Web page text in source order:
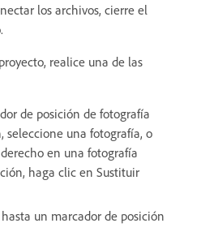
los archivos, cierre el
realice una de las
de posición de fotografía
seleccione una fotografía, o
en una fotografía
haga clic en Sustituir
un marcador de posición